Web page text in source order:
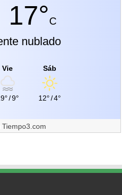
17°C
nublado
Vie
/9°
Sáb
12°/4°
Tiempo3.com